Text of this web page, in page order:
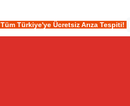
Tüm Türkiye'ye Ücretsiz Arıza Tespiti!